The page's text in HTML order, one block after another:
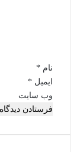
نام *
ایمیل *
وب‌ سایت